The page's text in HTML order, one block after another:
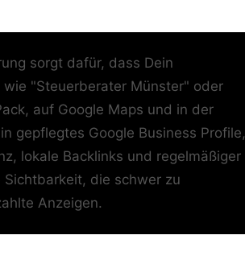
sorgt dafür, dass Dein
"Steuerberater Münster" oder
auf Google Maps und in der
gepflegtes Google Business Profile,
lokale Backlinks und regelmäßiger
die schwer zu
Anzeigen.